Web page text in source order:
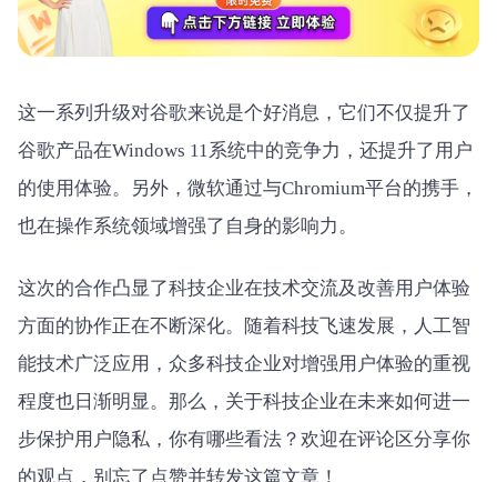
这一系列升级对谷歌来说是个好消息，它们不仅提升了
谷歌产品在Windows 11系统中的竞争力，还提升了用户
的使用体验。另外，微软通过与Chromium平台的携手，
也在操作系统领域增强了自身的影响力。
这次的合作凸显了科技企业在技术交流及改善用户体验
方面的协作正在不断深化。随着科技飞速发展，人工智
能技术广泛应用，众多科技企业对增强用户体验的重视
程度也日渐明显。那么，关于科技企业在未来如何进一
步保护用户隐私，你有哪些看法？欢迎在评论区分享你
的观点，别忘了点赞并转发这篇文章！